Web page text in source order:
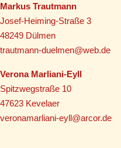
Markus Trautmann
Josef-Heiming-Straße 3
48249 Dülmen
trautmann-duelmen@web.de
Verona Marliani-Eyll
Spitzwegstraße 10
47623 Kevelaer
veronamarliani-eyll@arcor.de